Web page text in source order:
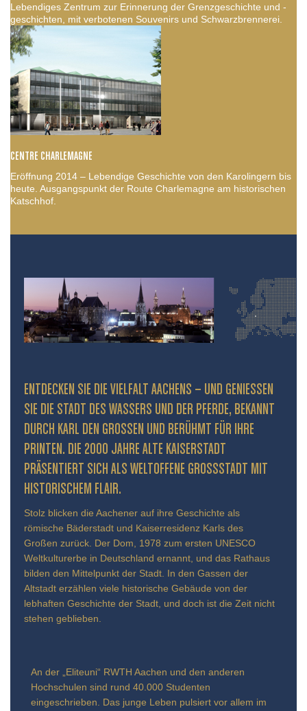
Lebendiges Zentrum zur Erinnerung der Grenzgeschichte und -
geschichten, mit verbotenen Souvenirs und Schwarzbrennerei.
CENTRE CHARLEMAGNE
Eröffnung 2014 – Lebendige Geschichte von den Karolingern bis
heute. Ausgangspunkt der Route Charlemagne am historischen
Katschhof.
ENTDECKEN SIE DIE VIELFALT AACHENS – UND GENIESSEN S
IE DIE STADT DES WASSERS UND DER PFERDE, BEKANNT D
URCH KARL DEN GROSSEN UND BERÜHMT FÜR IHRE PR
INTEN. DIE 2000 JAHRE ALTE KAISERSTADT PR
ÄSENTIERT SICH ALS WELTOFFENE GROSSSTADT MIT HIS
TORISCHEM FLAIR.
Stolz blicken die Aachener auf ihre Geschichte als
römische Bäderstadt und Kaiserresidenz Karls des
Großen zurück. Der Dom, 1978 zum ersten UNESCO
Weltkulturerbe in Deutschland ernannt, und das Rathaus
bilden den Mittelpunkt der Stadt. In den Gassen der
Altstadt erzählen viele historische Gebäude von der
lebhaften Geschichte der Stadt, und doch ist die Zeit nicht
stehen geblieben.
An der „Eliteuni“ RWTH Aachen und den anderen
Hochschulen sind rund 40.000 Studenten
eingeschrieben. Das junge Leben pulsiert vor allem im